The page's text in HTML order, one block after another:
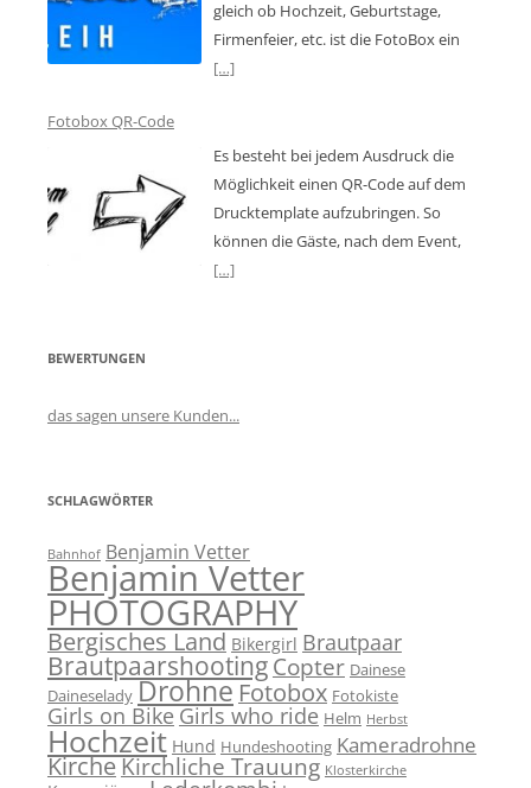
gleich ob Hochzeit, Geburtstage,
Firmenfeier, etc. ist die FotoBox ein
[…]
Fotobox QR-Code
Es besteht bei jedem Ausdruck die
Möglichkeit einen QR-Code auf dem
Drucktemplate aufzubringen. So
können die Gäste, nach dem Event,
[…]
BEWERTUNGEN
das sagen unsere Kunden...
SCHLAGWÖRTER
Bahnhof Benjamin Vetter
Benjamin Vetter
PHOTOGRAPHY
Bergisches Land Bikergirl Brautpaar
BrautpaarshootingCopter Dainese
Daineselady Drohne Fotobox Fotokiste
Girls on BikeGirls who ride Helm Herbst
Hochzeit Hund Hundeshooting Kameradrohne
KircheKirchliche Trauung Klosterkirche